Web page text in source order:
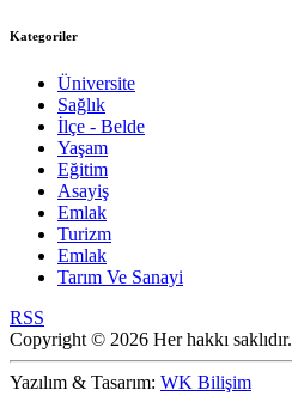
Kategoriler
Üniversite
Sağlık
İlçe - Belde
Yaşam
Eğitim
Asayiş
Emlak
Turizm
Emlak
Tarım Ve Sanayi
RSS
Copyright © 2026 Her hakkı saklıdır.
Yazılım & Tasarım: WK Bilişim